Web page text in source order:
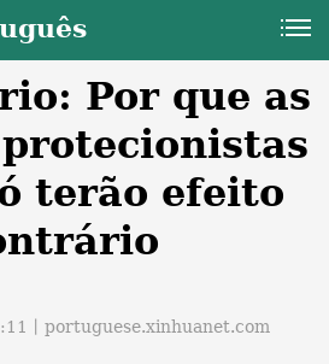
Por que as
terão efeito
丨portuguese.xinhuanet.com